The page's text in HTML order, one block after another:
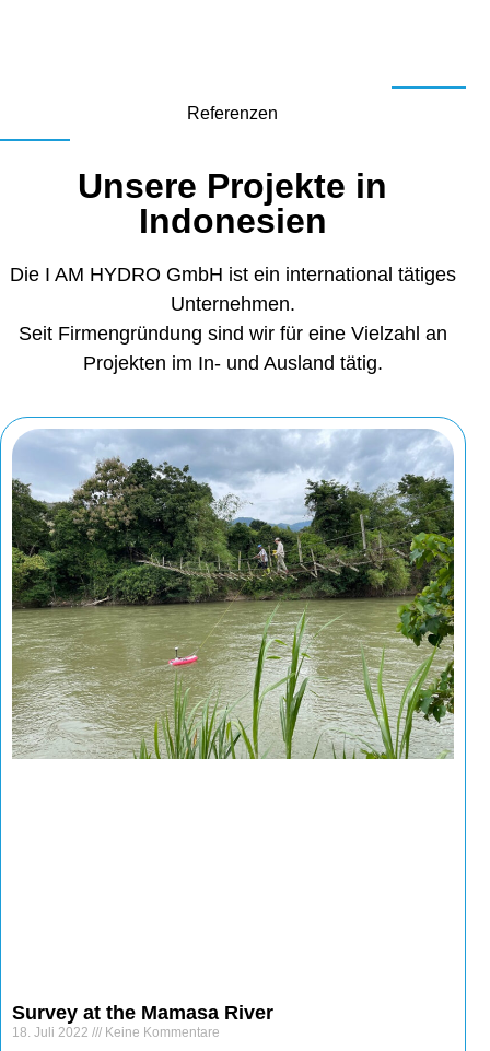
Referenzen
Unsere Projekte in
Indonesien
Die I AM HYDRO GmbH ist ein international tätiges
Unternehmen.
Seit Firmengründung sind wir für eine Vielzahl an
Projekten im In- und Ausland tätig.
Survey at the Mamasa River
18. Juli 2022 Keine Kommentare